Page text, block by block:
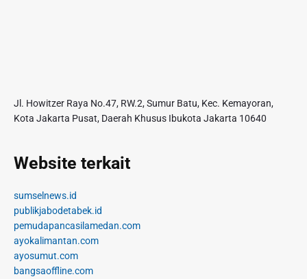
Jl. Howitzer Raya No.47, RW.2, Sumur Batu, Kec. Kemayoran,
Kota Jakarta Pusat, Daerah Khusus Ibukota Jakarta 10640
Website terkait
sumselnews.id
publikjabodetabek.id
pemudapancasilamedan.com
ayokalimantan.com
ayosumut.com
bangsaoffline.com